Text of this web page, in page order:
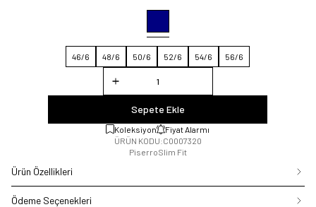
46/6 48/6 50/6 52/6 54/6 56/6
Sepete Ekle
Koleksiyon
Fiyat Alarmı
ÜRÜN KODU:C0007320
PiserroSlim Fit
Ürün Özellikleri
Ödeme Seçenekleri